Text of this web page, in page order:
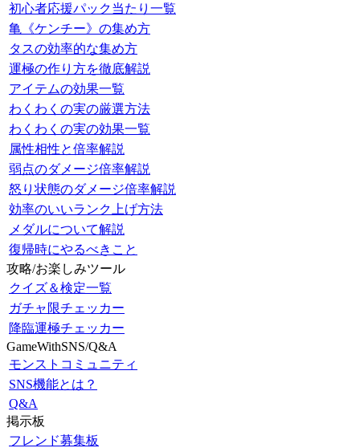
初心者応援パック当たり一覧
亀《ケンチー》の集め方
タスの効率的な集め方
運極の作り方を徹底解説
アイテムの効果一覧
わくわくの実の厳選方法
わくわくの実の効果一覧
属性相性と倍率解説
弱点のダメージ倍率解説
怒り状態のダメージ倍率解説
効率のいいランク上げ方法
メダルについて解説
復帰時にやるべきこと
攻略/お楽しみツール
クイズ＆検定一覧
ガチャ限チェッカー
降臨運極チェッカー
GameWithSNS/Q&A
モンストコミュニティ
SNS機能とは？
Q&A
掲示板
フレンド募集板